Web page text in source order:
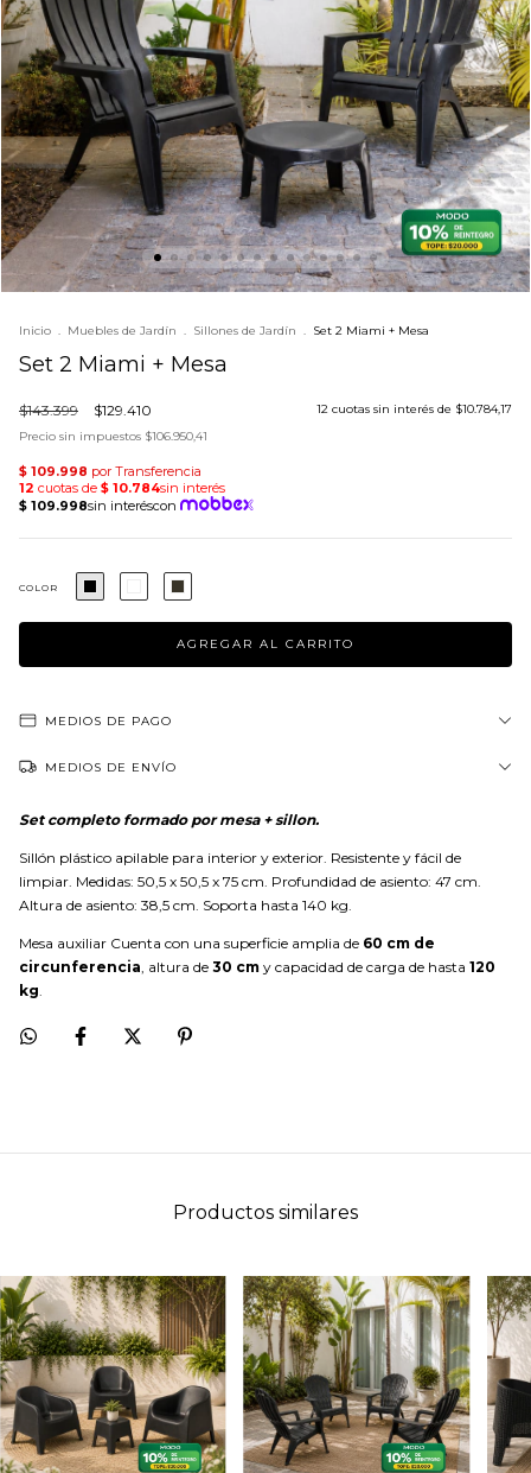
Inicio . Muebles de Jardín . Sillones de Jardín . Set 2 Miami + Mesa
Set 2 Miami + Mesa
$143.399 $129.410 12 cuotas sin interés de $10.784,17
Precio sin impuestos $106.950,41
COLOR
MEDIOS DE PAGO
MEDIOS DE ENVÍO
Set completo formado por mesa + sillon.
Sillón plástico apilable para interior y exterior. Resistente y fácil de
limpiar. Medidas: 50,5 x 50,5 x 75 cm. Profundidad de asiento: 47 cm.
Altura de asiento: 38,5 cm. Soporta hasta 140 kg.
Mesa auxiliar Cuenta con una superficie amplia de 60 cm de
circunferencia, altura de 30 cm y capacidad de carga de hasta 120
kg.
Productos similares